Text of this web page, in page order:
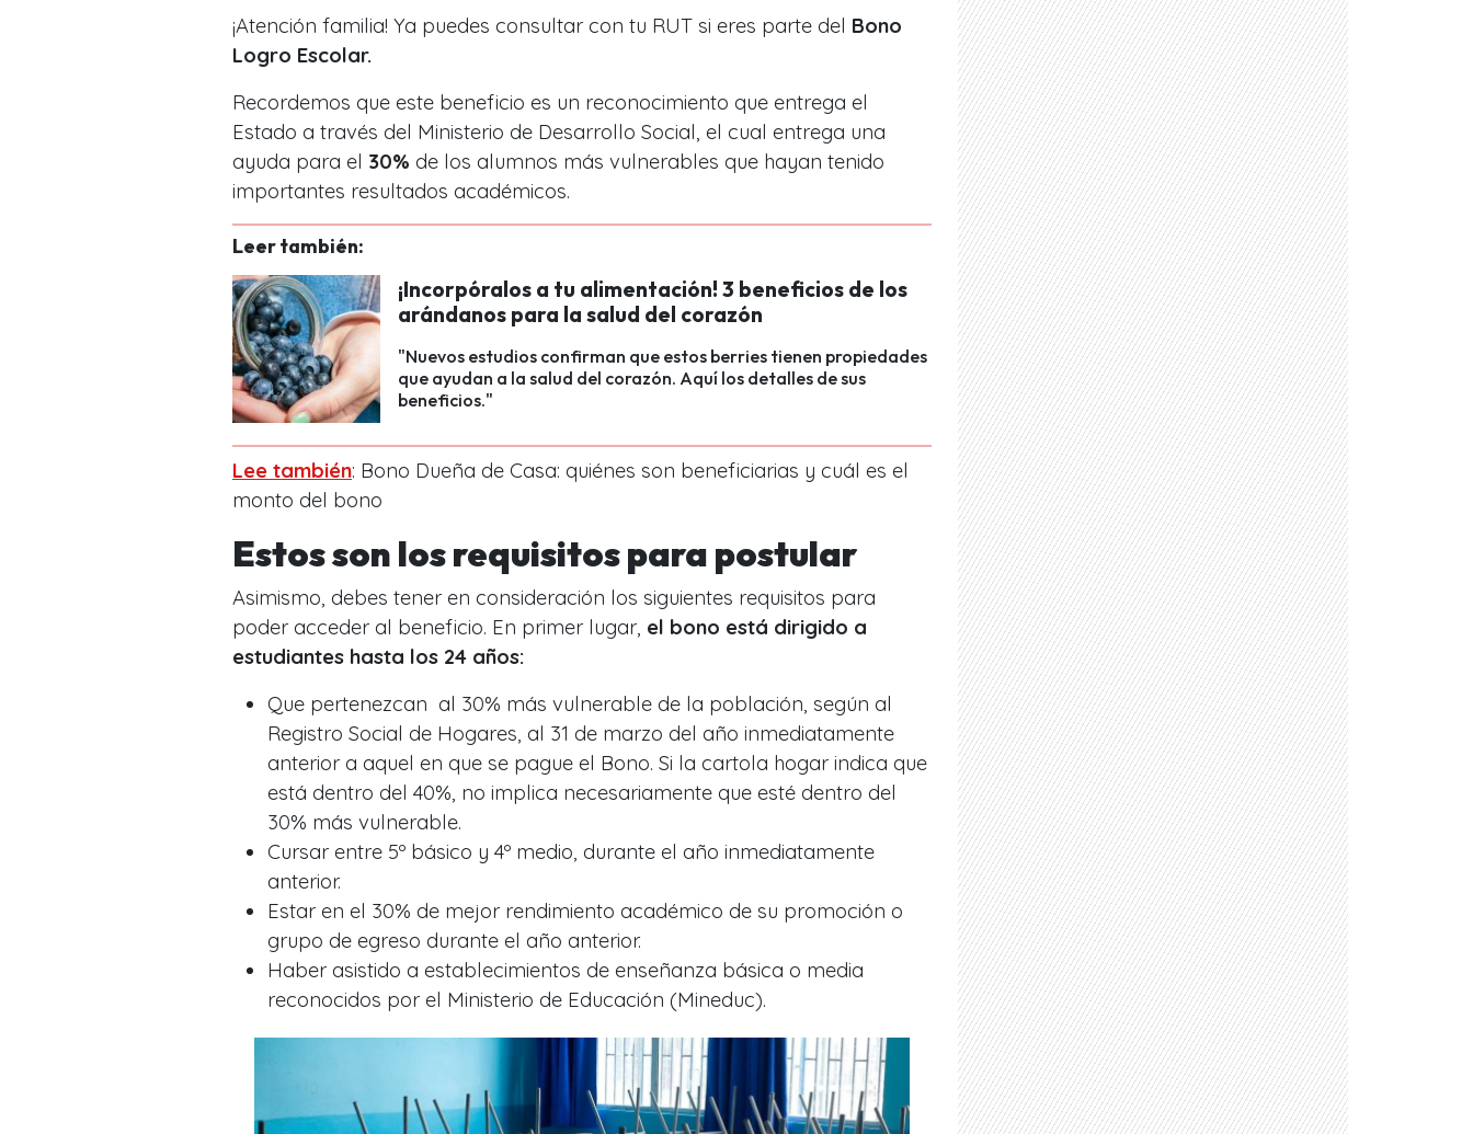
¡Atención familia! Ya puedes consultar con tu RUT si eres parte del Bono
Logro Escolar.
Recordemos que este beneficio es un reconocimiento que entrega el
Estado a través del Ministerio de Desarrollo Social, el cual entrega una
ayuda para el 30% de los alumnos más vulnerables que hayan tenido
importantes resultados académicos.
Leer también:
¡Incorpóralos a tu alimentación! 3 beneficios de los
arándanos para la salud del corazón
"Nuevos estudios confirman que estos berries tienen propiedades
que ayudan a la salud del corazón. Aquí los detalles de sus
beneficios."
Lee también: Bono Dueña de Casa: quiénes son beneficiarias y cuál es el
monto del bono
Estos son los requisitos para postular
Asimismo, debes tener en consideración los siguientes requisitos para
poder acceder al beneficio. En primer lugar, el bono está dirigido a
estudiantes hasta los 24 años:
Que pertenezcan al 30% más vulnerable de la población, según al
Registro Social de Hogares, al 31 de marzo del año inmediatamente
anterior a aquel en que se pague el Bono. Si la cartola hogar indica que
está dentro del 40%, no implica necesariamente que esté dentro del
30% más vulnerable.
Cursar entre 5º básico y 4º medio, durante el año inmediatamente
anterior.
Estar en el 30% de mejor rendimiento académico de su promoción o
grupo de egreso durante el año anterior.
Haber asistido a establecimientos de enseñanza básica o media
reconocidos por el Ministerio de Educación (Mineduc).